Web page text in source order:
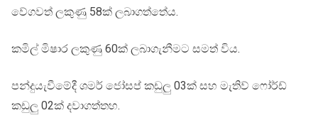
වේගවත් ලකුණු 58ක් ලබාගත්තේය.
කමිල් මිෂාර ලකුණු 60ක් ලබාගැනීමට සමත් විය.
පන්දුයැවීමේදී ශමර් ජෝසප් කඩුලු 03ක් සහ මැතිව් ෆෝර්ඩ්
කඩුලු 02ක් දවාගත්තහ.